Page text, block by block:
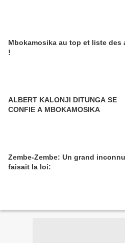
Mbokamosika au top et liste
!
ALBERT KALONJI DITUNGA SE
CONFIE A MBOKAMOSIKA
Zembe-Zembe: Un grand
faisait la loi: